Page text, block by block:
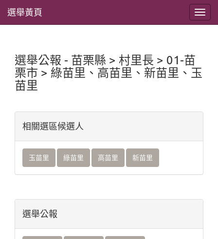
選舉黃頁
選舉公報 - 苗栗縣 > 村里長 > 01-苗
栗市 > 綠苗里、高苗里、新苗里、玉
苗里
相關選區候選人
玉苗里 綠苗里 高苗里 新苗里
選舉公報